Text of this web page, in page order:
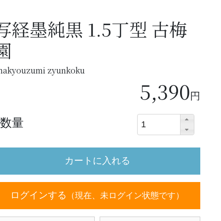
経墨純黒 1.5丁型 古梅
zyunkoku
5,390円
数量
ログインする （現在、未ログイン状態です）